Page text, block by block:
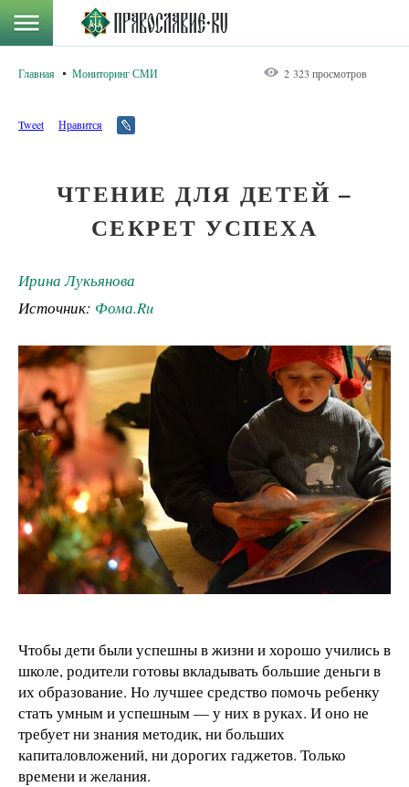
Главная Мониторинг СМИ 2 323 просмотров
Tweet Нравится
ЧТЕНИЕ ДЛЯ ДЕТЕЙ –
СЕКРЕТ УСПЕХА
Ирина Лукьянова
Источник: Фома.Ru
Чтобы дети были успешны в жизни и хорошо учились в
школе, родители готовы вкладывать большие деньги в
их образование. Но лучшее средство помочь ребенку
стать умным и успешным — у них в руках. И оно не
требует ни знания методик, ни больших
капиталовложений, ни дорогих гаджетов. Только
времени и желания.